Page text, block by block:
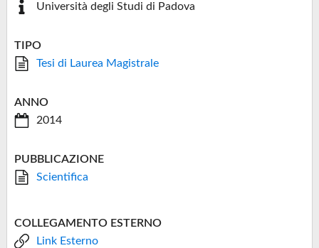
Università degli Studi di Padova
TIPO
Tesi di Laurea Magistrale
ANNO
2014
PUBBLICAZIONE
Scientifica
COLLEGAMENTO ESTERNO
Link Esterno